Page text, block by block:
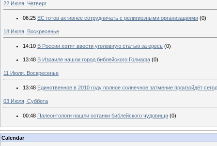
22 Июля, Четверг
06:25 ЕС готов активнее сотрудничать с религиозными организациями (0)
18 Июля, Воскресенье
14:10 В России хотят ввести уголовную статью за ересь (0)
13:48 В Израиле нашли город библейского Голиафа (0)
11 Июля, Воскресенье
13:48 Единственное в 2010 году полное солнечное затмение произойдёт
03 Июля, Суббота
00:48 Палеонтологи нашли останки библейского чудовища (0)
Calendar